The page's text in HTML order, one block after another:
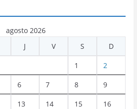
agosto 2026
J V S D
1 2
6 7 8 9
13 14 15 16